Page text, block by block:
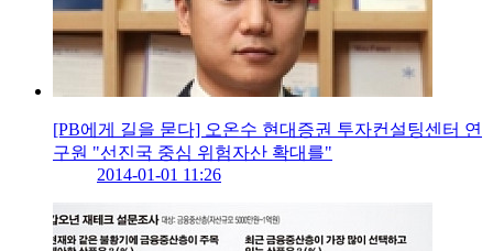
[PB에게 길을 묻다] 오온수 현대증권 투자컨설팅센터 연
구원 "선진국 중심 위험자산 확대를"
2014-01-01 11:26